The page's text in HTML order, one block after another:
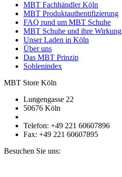
MBT Fachhändler Köln
MBT Produktauthentifizierung
FAQ rund um MBT Schuhe
MBT Schuhe und ihre Wirkung
Unser Laden in Köln
Über uns
Das MBT Prinzip
Sohlenindex
MBT Store Köln
Lungengasse 22
50676 Köln
Telefon: +49 221 60607896
Fax: +49 221 60607895
Besuchen Sie uns: